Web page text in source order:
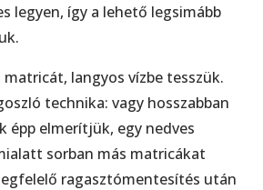
legyen, így a lehető legsimább
langyos vízbe tesszük.
technika: vagy hosszabban
épp elmerítjük, egy nedves
sorban más matricákat
ragasztómentesítés után